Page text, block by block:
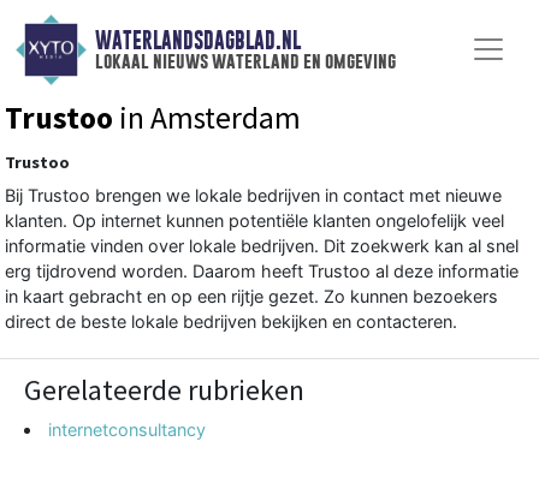
WATERLANDSDAGBLAD.NL
lokaal nieuws waterland en omgeving
Trustoo in Amsterdam
Trustoo
Bij Trustoo brengen we lokale bedrijven in contact met nieuwe
klanten. Op internet kunnen potentiële klanten ongelofelijk veel
informatie vinden over lokale bedrijven. Dit zoekwerk kan al snel
erg tijdrovend worden. Daarom heeft Trustoo al deze informatie
in kaart gebracht en op een rijtje gezet. Zo kunnen bezoekers
direct de beste lokale bedrijven bekijken en contacteren.
Gerelateerde rubrieken
internetconsultancy